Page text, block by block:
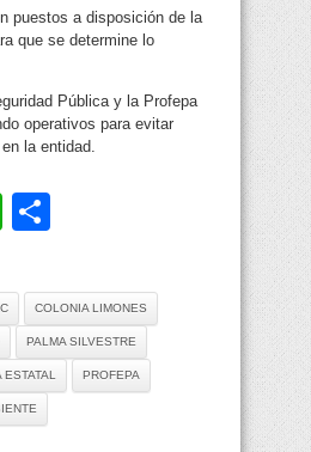
puestos a disposición de la
que se determine lo
Pública y la Profepa
operativos para evitar
la entidad.
WhatsApp
COLONIA LIMONES
PALMA SILVESTRE
ESTATAL PROFEPA